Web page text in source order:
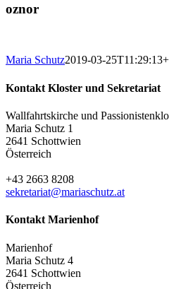
oznor
Maria Schutz2019-03-
Kontakt Kloster und Sekretariat
Wallfahrtskirche und
Maria Schutz 1
2641 Schottwien
Österreich
+43 2663 8208
sekretariat@mariaschutz.at
Kontakt Marienhof
Marienhof
Maria Schutz 4
2641 Schottwien
Österreich